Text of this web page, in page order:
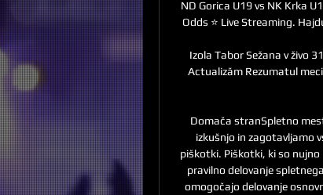
ND Gorica U19 vs NK Krka
Odds ⭐ Live Streaming.
Izola Tabor Sežana v živo
Actualizăm Rezumatul
Domača stranSpletno
izkušnjo in zagotavljamo
piškotki. Piškotki, ki so
pravilno delovanje
omogočajo delovanje